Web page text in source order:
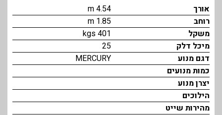
לקפריסין
נתניה
מדובאי / לדובאי
בבאר שבע
אורך
4.54 m
רוחב
1.85 m
משקל
401 kgs
מיכל דלק
25
דגם מנוע
MERCURY
כמות מנועים
יצרן מנוע
הילוכים
מהירות שייט